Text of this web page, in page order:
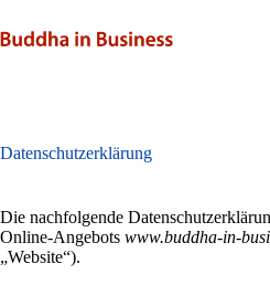
Inhalt
springen
Datenschutzerklärung
Die nachfolgende
Online-Angebots www.buddha-in-
„Website“).